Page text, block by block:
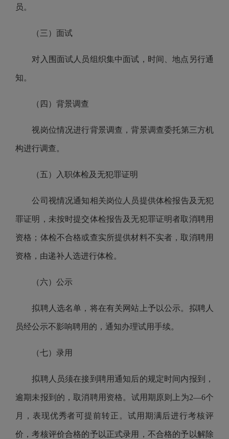
员 。
（三）面试
对入围面试人员组织集中面试，时间、地点另行通
知。
（四）背景调查
视岗位情况进行背景调查，背景调查委托第三方机
构进行调查。
（五）入职体检及无犯罪证明
公司 视情况通知相关岗位人员提供体检报告及无犯
罪证明，未按时提交体检报告及无犯罪证明者取消聘用
资格；体检不合格或查实所提供材料不实者，取消聘用
资格，由递补人选进行体检。
（六）公示
拟聘人选名单，将在有关网站上予以公示。拟聘人
员经公示不影响聘用的，通知办理试用手续。
（七）录用
拟聘人员须在接到聘用通知后的规定时间内报到，
逾期未报到的，取消聘用资格。试用期原则 上 为2—6个
月，表现优秀者可提前转正。试用期满后进行考核评
价，考核评价合格的予以正式录用，不合格的予以解除